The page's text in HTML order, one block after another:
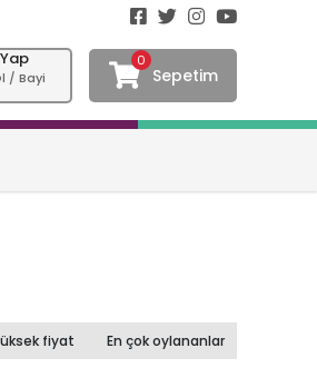
/ Bayi
0
Sepetim
fiyat En çok oylananlar